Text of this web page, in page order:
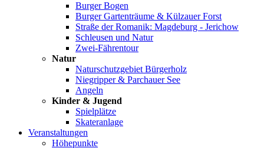
Burger Bogen
Burger Gartenträume & Külzauer Forst
Straße der Romanik: Magdeburg - Jerichow
Schleusen und Natur
Zwei-Fährentour
Natur
Naturschutzgebiet Bürgerholz
Niegripper & Parchauer See
Angeln
Kinder & Jugend
Spielplätze
Skateranlage
Veranstaltungen
Höhepunkte